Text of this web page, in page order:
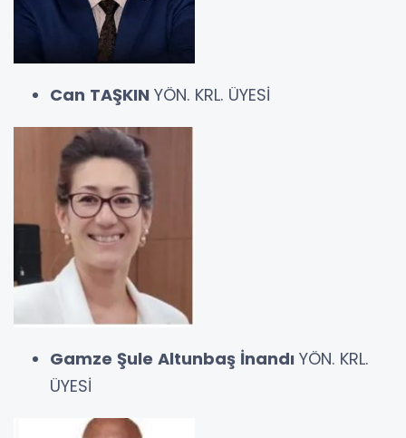
Can TAŞKIN YÖN. KRL. ÜYESİ
Gamze Şule Altunbaş İnandı YÖN. KRL.
ÜYESİ